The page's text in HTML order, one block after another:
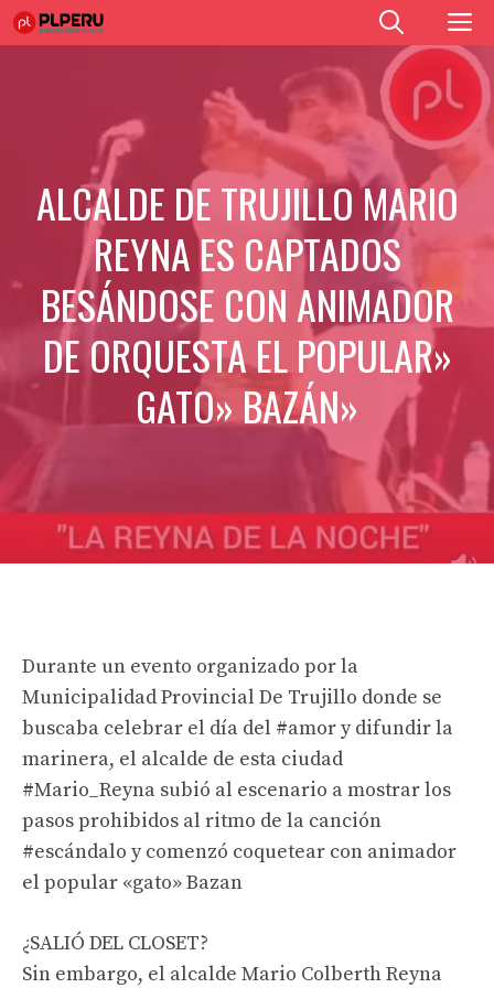
Saltar
al
ALCALDE DE TRUJILLO MARIO
REYNA ES CAPTADOS
BESÁNDOSE CON ANIMADOR
DE ORQUESTA EL POPULAR»
GATO» BAZÁN»
Durante un evento organizado por la
Municipalidad Provincial De Trujillo donde se
buscaba celebrar el día del #amor y difundir la
marinera, el alcalde de esta ciudad
#Mario_Reyna subió al escenario a mostrar los
pasos prohibidos al ritmo de la canción
#escándalo y comenzó coquetear con animador
el popular «gato» Bazan
¿SALIÓ DEL CLOSET?
Sin embargo, el alcalde Mario Colberth Reyna